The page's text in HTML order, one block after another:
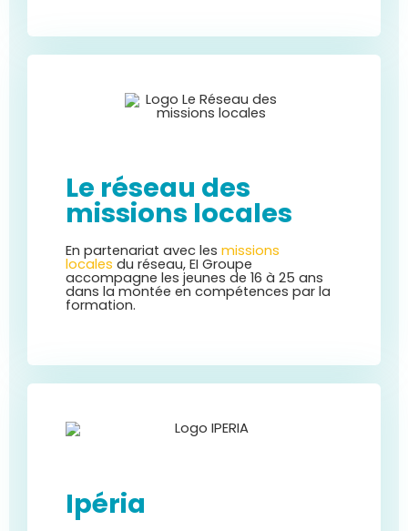
Le réseau des
missions locales
En partenariat avec les missions
locales du réseau, EI Groupe
accompagne les jeunes de 16 à 25 ans
dans la montée en compétences par la
formation.
Ipéria